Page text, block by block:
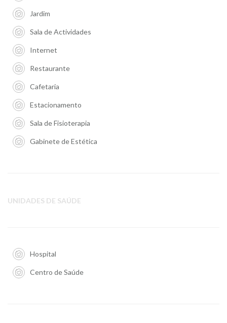
Jardim
Sala de Actividades
Internet
Restaurante
Cafetaria
Estacionamento
Sala de Fisioterapia
Gabinete de Estética
UNIDADES DE SAÚDE
Hospital
Centro de Saúde